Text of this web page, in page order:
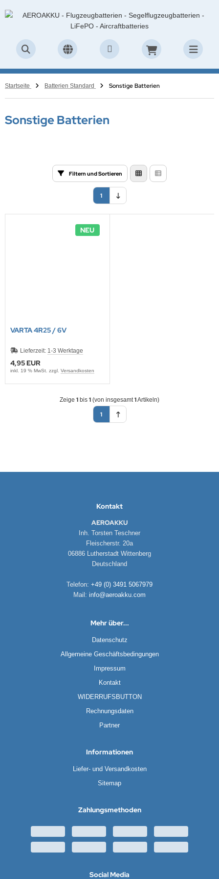
Startseite Batterien Standard Sonstige Batterien
Sonstige Batterien
Filtern und Sortieren
1
NEU
VARTA 4R25 / 6V
Lieferzeit: 1-3 Werktage
4,95 EUR
inkl. 19 % MwSt. zzgl. Versandkosten
Zeige 1 bis 1 (von insgesamt 1Artikeln)
1
Kontakt
AEROAKKU
Inh. Torsten Teschner
Fleischerstr. 20a
06886 Lutherstadt Wittenberg
Deutschland
Telefon: +49 (0) 3491 5067979
Mail: info@aeroakku.com
Mehr über...
Datenschutz
Allgemeine Geschäftsbedingungen
Impressum
Kontakt
WIDERRUFSBUTTON
Rechnungsdaten
Partner
Informationen
Liefer- und Versandkosten
Sitemap
Zahlungsmethoden
Social Media